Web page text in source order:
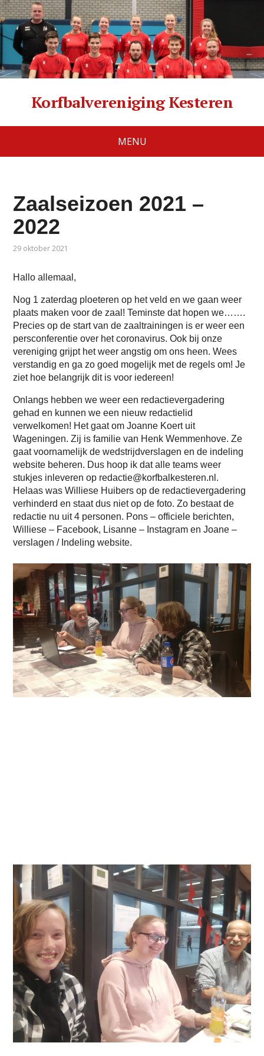
Korfbalvereniging Kesteren
MENU
Zaalseizoen 2021 –
2022
29 oktober 2021
Hallo allemaal,
Nog 1 zaterdag ploeteren op het veld en we gaan weer
plaats maken voor de zaal! Teminste dat hopen we…….
Precies op de start van de zaaltrainingen is er weer een
persconferentie over het coronavirus. Ook bij onze
vereniging grijpt het weer angstig om ons heen. Wees
verstandig en ga zo goed mogelijk met de regels om! Je
ziet hoe belangrijk dit is voor iedereen!
Onlangs hebben we weer een redactievergadering
gehad en kunnen we een nieuw redactielid
verwelkomen! Het gaat om Joanne Koert uit
Wageningen. Zij is familie van Henk Wemmenhove. Ze
gaat voornamelijk de wedstrijdverslagen en de indeling
website beheren. Dus hoop ik dat alle teams weer
stukjes inleveren op redactie@korfbalkesteren.nl.
Helaas was Williese Huibers op de redactievergadering
verhinderd en staat dus niet op de foto. Zo bestaat de
redactie nu uit 4 personen. Pons – officiele berichten,
Williese – Facebook, Lisanne – Instagram en Joane –
verslagen / Indeling website.